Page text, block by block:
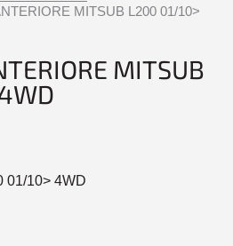
MITSUB L200 01/10>
MITSUB
01/10> 4WD